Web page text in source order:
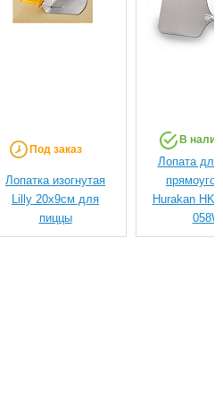
Под заказ
Лопатка изогнутая
Lilly 20х9см для
пиццы
В
Лопата для
Hurakan
058W